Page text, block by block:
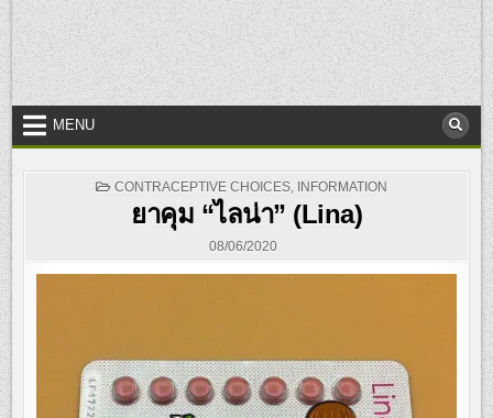
MENU
POSTED
CONTRACEPTIVE CHOICES, INFORMATION
ยาคุม “ไลน่า” (Lina)
08/06/2020